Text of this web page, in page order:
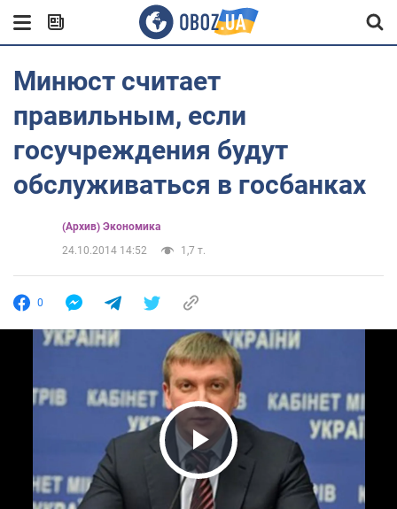
Минюст считает
правильным, если
госучреждения будут
обслуживаться в госбанках
(Архив) Экономика
24.10.2014 14:52
1,7 т.
0
Play Video